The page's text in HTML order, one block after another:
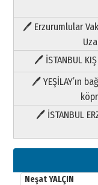
🖊 Erzurumlular
🖊 İSTANBUL KIŞ
🖊 YEŞİLAY’ın
🖊 İSTANBUL
Paranın Aile
03 Ağustos 2026 Pazartesi
09
Yusuf
11
Neşat YALÇIN